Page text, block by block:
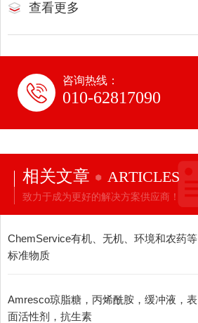
查看更多
咨询热线：
010-62817090
相关文章 ARTICLES
致力于成为更好的解决方案供应商！
ChemService有机、无机、环境和农药等
标准物质
Amresco琼脂糖，丙烯酰胺，缓冲液，表
面活性剂，抗生素